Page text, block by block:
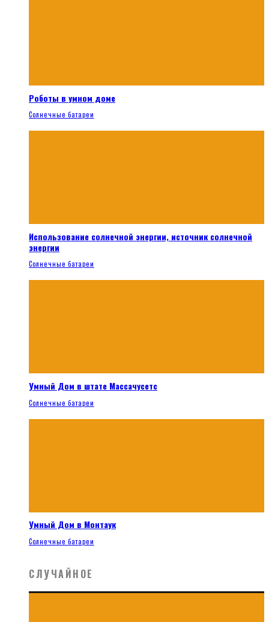
Роботы в умном доме
Солнечные батареи
Использование солнечной энергии, источник солнечной
энергии
Солнечные батареи
Умный Дом в штате Массачусетс
Солнечные батареи
Умный Дом в Монтаук
Солнечные батареи
СЛУЧАЙНОЕ